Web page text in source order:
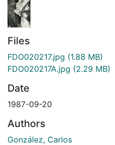
Files
FDO020217.jpg (1.88 MB)
FDO020217A.jpg (2.29 MB)
Date
1987-09-20
Authors
González, Carlos